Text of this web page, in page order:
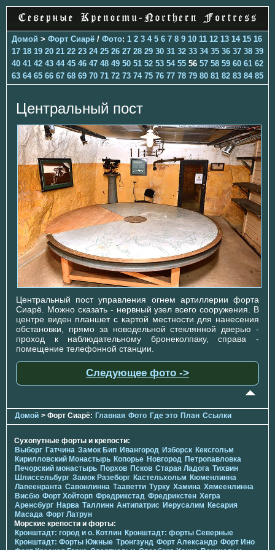
Домой > Форт Сиарё / Фото: 1 2 3 4 5 6 7 8 9 10 11 12 13 14 15 16
17 18 19 20 21 22 23 24 25 26 27 28 29 30 31 32 33 34 35 36 37 38 39
40 41 42 43 44 45 46 47 48 49 50 51 52 53 54 55 56 57 58 59 60 61 62
63 64 65 66 67 68 69 70 71 72 73 74 75 76 77 78 79 80 81 82 83 84 85
Центральный пост
Центральный пост управления огнем артиллерии форта
Сиарё. Можно сказать - нервный узел всего сооружения. В
центре виден планшет с картой местности для нанесения
обстановки, прямо за новодельной стеклянной дверью -
проход к наблюдательному бронеколпаку, справа -
помещение телефонной станции.
Следующее фото ->
Домой > Форт Сиарё: Главная Фото Где это План Ссылки
Сухопутные форты и крепости:
Выборг Гатчина Замок Бип Ивангород Изборск Кексгольм
Кирилловский Монастырь Копорье Новгород Петропавловка
Печорcкий монастырь Порхов Псков Старая Ладога Тихвин
Шлиссельбург Замок Разеборг Кастельхольм Кюменлинна
Лапеенранта Савонлинна Тааветти Турку Хамина Хямеенлинна
Висбю Форт Хойторп Фредрикстад Фредрикстен Хегра
Аренсбург Нарва Таллинн Антипатрис Иерусалим Кесария
Масада Форт Латрун
Морские крепости и форты:
Кронштадт: город и о. Котлин Кронштадт: форты Северные
Кронштадт: Форты Южные Тронгзунд Форт Александр Форт Ино